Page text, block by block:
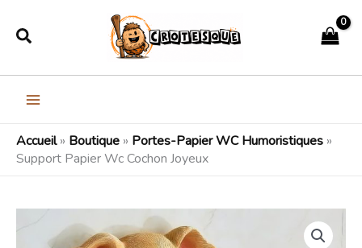
Rechercher
Accueil» Boutique » Portes-Papier WC Humoristiques »
Support Papier Wc Cochon Joyeux